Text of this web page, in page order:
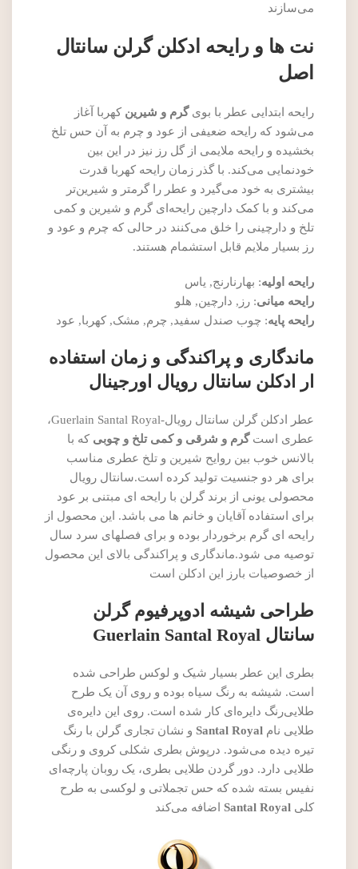
می‌سازند
نت ها و رایحه ادکلن گرلن سانتال
اصل
رایحه ابتدایی عطر با بویگرم و شیرین کهربا آغاز
می‌شود که رایحه ضعیفی از عود و چرم به آن حس تلخ
بخشیده و رایحه ملایمی از گل رز نیز در این بین
خودنمایی می‌کند. با گذر زمان رایحه کهربا قدرت
بیشتری به خود می‌گیرد و عطر را گرمتر و شیرین‌تر
می‌کند و با کمک دارچین رایحه‌ای گرم و شیرین و کمی
تلخ و دارچینی را خلق می‌کنند در حالی که چرم و عود و
رز بسیار ملایم قابل استشمام هستند.
رایحه اولیه: بهارنارنج, یاس
رایحه میانی: رز, دارچین, هلو
رایحه پایه: چوب صندل سفید, چرم, مشک, کهربا, عود
ماندگاری و پراکندگی و زمان استفاده
ار ادکلن سانتال رویال اورجینال
عطر ادکلن گرلن سانتال رویال-Guerlain Santal Royal،
عطری استگرم و شرقی و کمی تلخ و چوبی که با
بالانس خوب بین روایح شیرین و تلخ عطری مناسب
برای هر دو جنسیت تولید کرده است.سانتال رویال
محصولی یونی از برند گرلن با رایحه ای مبتنی بر عود
برای استفاده آقایان و خانم ها می باشد. این محصول از
رایحه ای گرم برخوردار بوده و برای فصلهای سرد سال
توصیه می شود.ماندگاری و پراکندگی بالای این محصول
از خصوصیات بارز این ادکلن است
طراحی شیشه ادوپرفیوم گرلن
سانتال Guerlain Santal Royal
بطری این عطر بسیار شیک و لوکس طراحی شده
است. شیشه به رنگ سیاه بوده و روی آن یک طرح
طلایی‌رنگ دایره‌ای کار شده است. روی این دایره‌ی
طلایی نام Santal Royal و نشان تجاری گرلن با رنگ
تیره دیده می‌شود. درپوش بطری شکلی کروی و رنگی
طلایی دارد. دور گردن طلایی بطری، یک روبان پارچه‌ای
نفیس بسته شده که حس تجملاتی و لوکسی به طرح
کلی Santal Royal اضافه می‌کند